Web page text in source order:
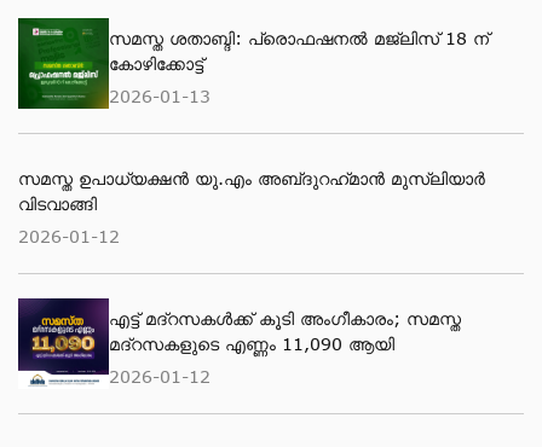
സമസ്ത ശതാബ്ദി: പ്രൊഫഷനൽ മജ്‌ലിസ് 18 ന്
കോഴിക്കോട്ട്
2026-01-13
സമസ്ത ഉപാധ്യക്ഷൻ യു.എം അബ്‌ദുറഹ്‌മാൻ മുസ്‌ലിയാർ
വിടവാങ്ങി
2026-01-12
എട്ട് മദ്റസകള്‍ക്ക് കൂടി അംഗീകാരം; സമസ്ത
മദ്റസകളുടെ എണ്ണം 11,090 ആയി
2026-01-12